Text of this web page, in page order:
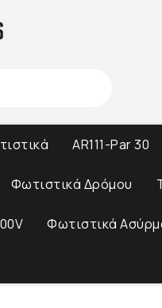
AR111-Par 30
Φωτιστικά Δρόμου
Φωτιστικά